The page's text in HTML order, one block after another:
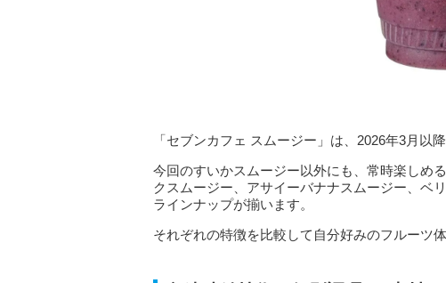
「セブンカフェ スムージー」は、2026年3月以
今回のすいかスムージー以外にも、常時楽しめ
クスムージー、アサイーバナナスムージー、ベ
ラインナップが揃います。
それぞれの特徴を比較して自分好みのフルーツ体